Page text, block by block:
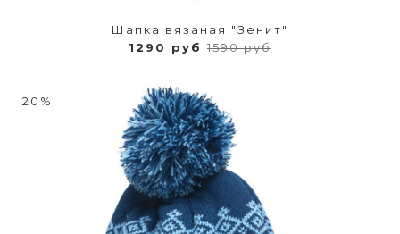
Шапка вязаная "Зенит"
1290 руб 1590 руб
20%